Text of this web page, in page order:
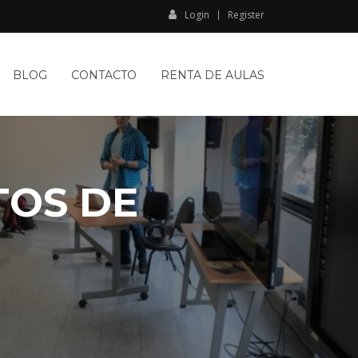
Login Register
BLOG CONTACTO RENTA DE AULAS
DE